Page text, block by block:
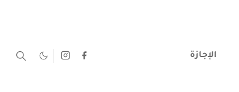
الإجازة